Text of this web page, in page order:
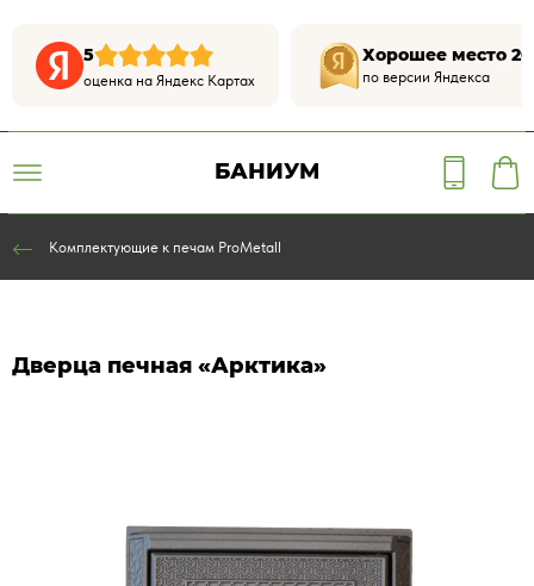
5
оценка на Яндекс Картах
Хорошее место
по версии Яндекса
БАНИУМ
Комплектующие к печам ProMetall
Дверца печная «Арктика»